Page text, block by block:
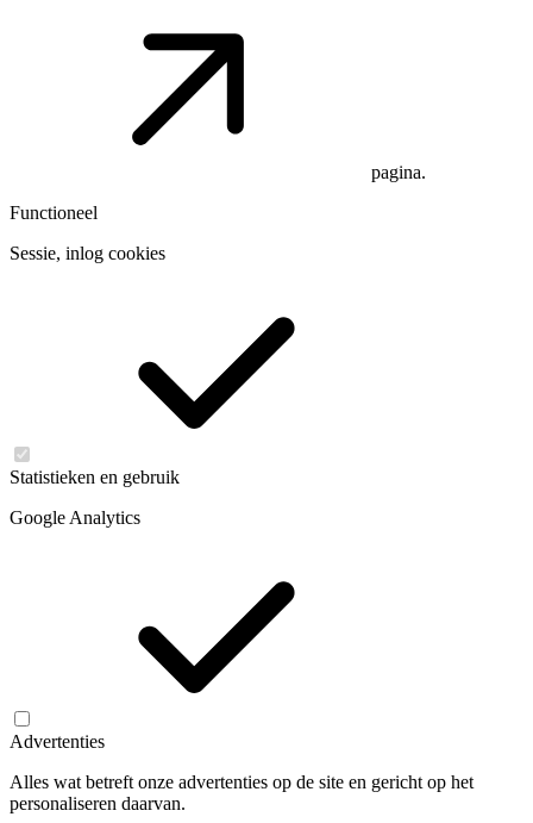
pagina.
Functioneel
Sessie, inlog cookies
Statistieken en gebruik
Google Analytics
Advertenties
Alles wat betreft onze advertenties op de site en gericht op het
personaliseren daarvan.